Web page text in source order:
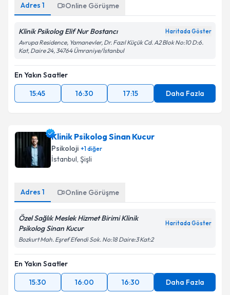
Adres 1 Online Görüşme
Klinik Psikolog Elif Nur Bostancı Haritada Göster
Avrupa Residence, Yamanevler, Dr. Fazıl Küçük Cd. A2 Blok No:10 D:6.
Kat, Daire 24, 34764 Ümraniye/İstanbul
En Yakın Saatler
15:45
16:30 17:15 Daha Fazla
Klinik Psikolog Sinan Kucur
Psikoloji +1diğer
İstanbul, Şişli
Adres 1 Online Görüşme
Özel Sağlık Meslek Hizmet Birimi Klinik
Psikolog Sinan Kucur
Haritada Göster
Bozkurt Mah. Eşref Efendi Sok. No:18 Daire:3 Kat:2
En Yakın Saatler
15:30
16:00 16:30 Daha Fazla